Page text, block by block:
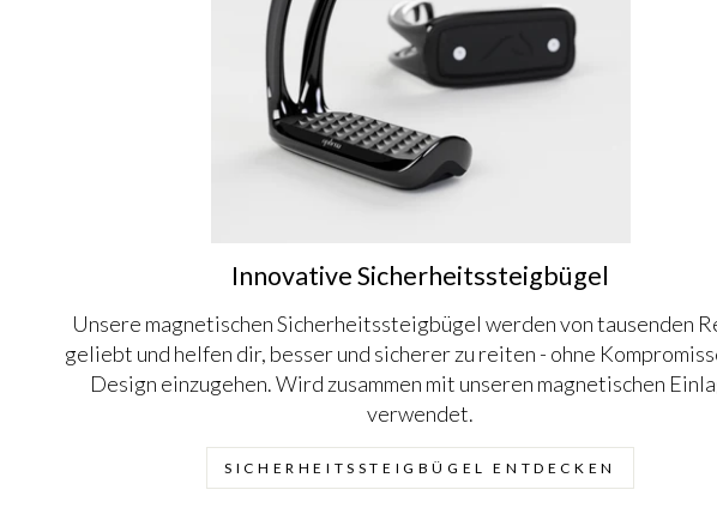
Innovative Sicherheitssteigbügel
Unsere magnetischen Sicherheitssteigbügel werden von tausenden
geliebt und helfen dir, besser und sicherer zu reiten - ohne
Design einzugehen. Wird zusammen mit unseren magnetischen
verwendet.
SICHERHEITSSTEIGBÜGEL ENTDECKEN